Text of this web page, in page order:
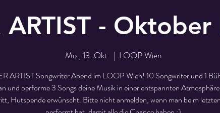
ARTIST - Oktober
Mo., 13. Okt.
  |
LOOP Wien
ARTIST Songwriter Abend im LOOP Wien! 10 Songwriter und 1
und performe 3 Songs deine Musik in einer entspannten
Hutspende erwünscht. Bitte nicht anmelden, wenn man beim